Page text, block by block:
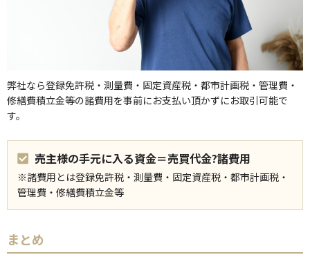
弊社なら登録免許税・測量費・固定資産税・都市計画税・管理費・
修繕費積立金等の諸費用を事前にお支払い頂かずにお取引可能で
す。
売主様の手元に入る資金＝売買代金?諸費用
※諸費用とは登録免許税・測量費・固定資産税・都市計画税・
管理費・修繕費積立金等
まとめ